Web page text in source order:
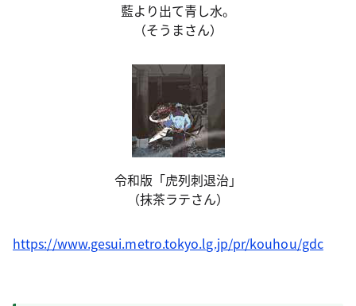
藍より出て青し水。
（そうまさん）
令和版「虎列刺退治」
（抹茶ラテさん）
https://www.gesui.metro.tokyo.lg.jp/pr/kouhou/gdc